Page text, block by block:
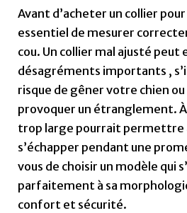
Avant d’acheter un collier
essentiel de mesurer
cou. Un collier mal ajusté peut
désagréments importants ,
risque de gêner votre chien
provoquer un étranglement. À
trop large pourrait permettre
s’échapper pendant une
vous de choisir un modèle qui
parfaitement à sa
confort et sécurité.